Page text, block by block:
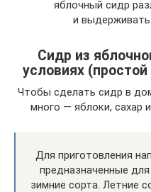
яблочный сидр
и
Сидр из
условиях
Чтобы сделать сидр в
много — яблоки, сахар
Для приготовления
предназначенные
зимние сорта. Летние